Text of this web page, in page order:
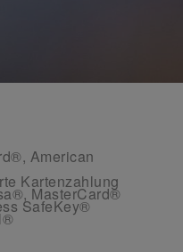
American
Kartenzahlung
MasterCard®
SafeKey®